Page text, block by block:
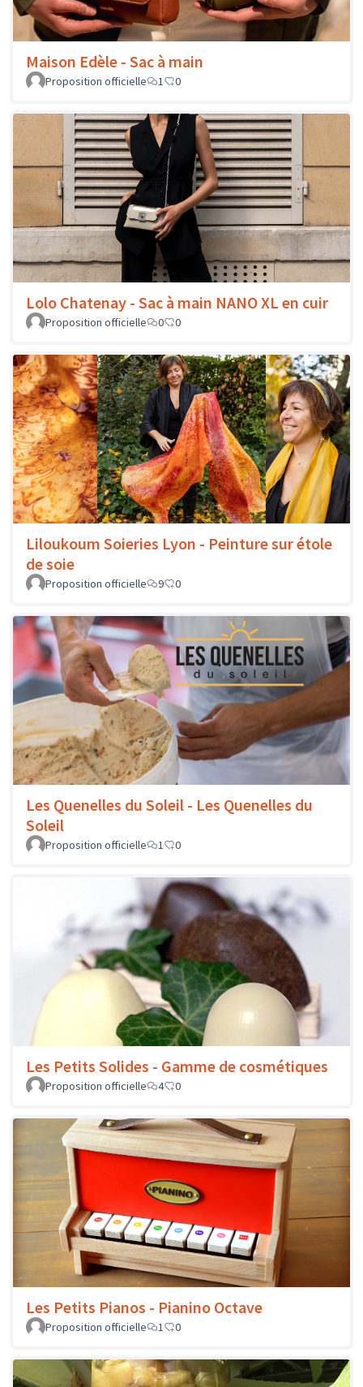
Maison Edèle - Sac à main
Proposition officielle 1 0
Lolo Chatenay - Sac à main NANO XL en cuir
Proposition officielle 0 0
Liloukoum Soieries Lyon - Peinture sur étole
de soie
Proposition officielle 9 0
Les Quenelles du Soleil - Les Quenelles du
Soleil
Proposition officielle 1 0
Les Petits Solides - Gamme de cosmétiques
Proposition officielle 4 0
Les Petits Pianos - Pianino Octave
Proposition officielle 1 0